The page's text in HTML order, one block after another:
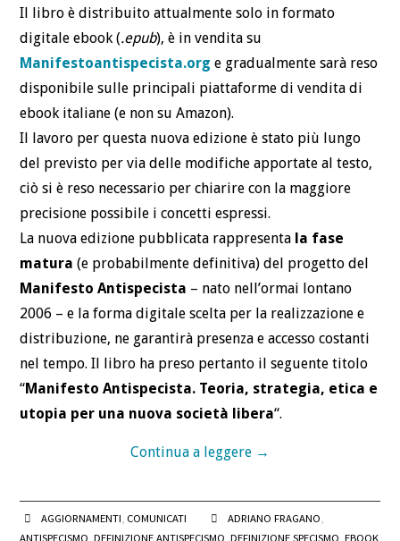
Il libro è distribuito attualmente solo in formato
digitale ebook (.epub), è in vendita su
Manifestoantispecista.org e gradualmente sarà reso
disponibile sulle principali piattaforme di vendita di
ebook italiane (e non su Amazon).
Il lavoro per questa nuova edizione è stato più lungo
del previsto per via delle modifiche apportate al testo,
ciò si è reso necessario per chiarire con la maggiore
precisione possibile i concetti espressi.
La nuova edizione pubblicata rappresenta la fase
matura (e probabilmente definitiva) del progetto del
Manifesto Antispecista – nato nell’ormai lontano
2006 – e la forma digitale scelta per la realizzazione e
distribuzione, ne garantirà presenza e accesso costanti
nel tempo. Il libro ha preso pertanto il seguente titolo
“Manifesto Antispecista. Teoria, strategia, etica e
utopia per una nuova società libera“.
Continua a leggere →
AGGIORNAMENTI COMUNICATI ADRIANO FRAGANO
ANTISPECISMO ,DEFINIZIONE ANTISPECISMO ,DEFINIZIONE SPECISMO ,EBOOK